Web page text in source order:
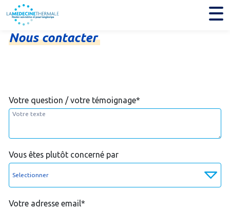
Nouscontacter
Votre question / votre témoignage*
Vous êtes plutôt concerné par
Votre adresse email*